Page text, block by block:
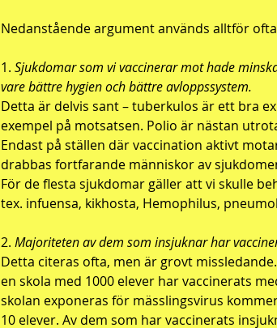
Nedanstående argument används alltför
1. Sjukdomar som vi vaccinerar mot hade
vare bättre hygien och bättre avloppssystem.
Detta är delvis sant – tuberkulos är ett bra
exempel på motsatsen. Polio är nästan
Endast på ställen där vaccination aktivt
drabbas fortfarande människor av
För de flesta sjukdomar gäller att vi skulle
tex. infuensa, kikhosta, Hemophilus,
2. Majoriteten av dem som insjuknar har
Detta citeras ofta, men är grovt
en skola med 1000 elever har vaccinerats
skolan exponeras för mässlingsvirus
10 elever. Av dem som har vaccinerats